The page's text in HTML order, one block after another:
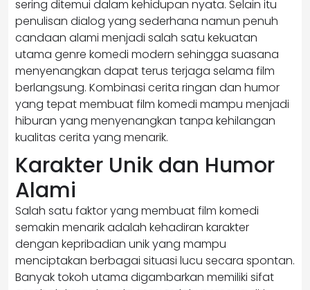
sering ditemui dalam kehidupan nyata. Selain itu
penulisan dialog yang sederhana namun penuh
candaan alami menjadi salah satu kekuatan
utama genre komedi modern sehingga suasana
menyenangkan dapat terus terjaga selama film
berlangsung. Kombinasi cerita ringan dan humor
yang tepat membuat film komedi mampu menjadi
hiburan yang menyenangkan tanpa kehilangan
kualitas cerita yang menarik.
Karakter Unik dan Humor
Alami
Salah satu faktor yang membuat film komedi
semakin menarik adalah kehadiran karakter
dengan kepribadian unik yang mampu
menciptakan berbagai situasi lucu secara spontan.
Banyak tokoh utama digambarkan memiliki sifat